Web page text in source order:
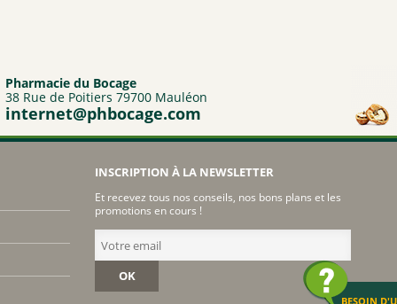
Pharmacie du Bocage
38 Rue de Poitiers 79700 Mauléon
internet@phbocage.com
INSCRIPTION À LA NEWSLETTER
Et recevez tous nos conseils, nos bons plans et les
promotions en cours !
OK
BESOIN